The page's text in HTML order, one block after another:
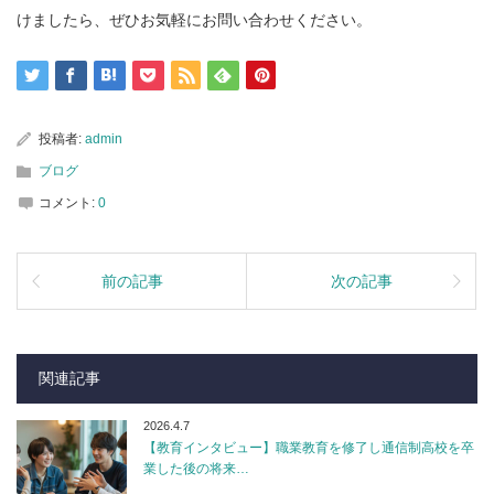
けましたら、ぜひお気軽にお問い合わせください。
投稿者: admin
ブログ
コメント: 0
前の記事 次の記事
関連記事
2026.4.7
【教育インタビュー】職業教育を修了し通信制高校を卒
業した後の将来…